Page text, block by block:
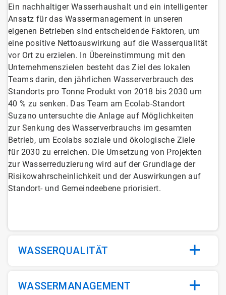
Ein nachhaltiger Wasserhaushalt und ein intelligenter
Ansatz für das Wassermanagement in unseren
eigenen Betrieben sind entscheidende Faktoren, um
eine positive Nettoauswirkung auf die Wasserqualität
vor Ort zu erzielen. In Übereinstimmung mit den
Unternehmenszielen besteht das Ziel des lokalen
Teams darin, den jährlichen Wasserverbrauch des
Standorts pro Tonne Produkt von 2018 bis 2030 um
40 % zu senken. Das Team am Ecolab-Standort
Suzano untersuchte die Anlage auf Möglichkeiten
zur Senkung des Wasserverbrauchs im gesamten
Betrieb, um Ecolabs soziale und ökologische Ziele
für 2030 zu erreichen. Die Umsetzung von Projekten
zur Wasserreduzierung wird auf der Grundlage der
Risikowahrscheinlichkeit und der Auswirkungen auf
Standort- und Gemeindeebene priorisiert.
WASSERQUALITÄT
WASSERMANAGEMENT